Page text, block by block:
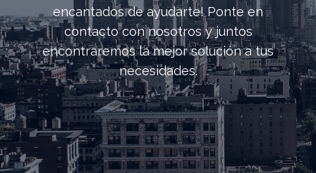
encantados de ayudarte! Ponte en
contacto con nosotros y juntos
encontraremos la mejor solución a tus
necesidades.